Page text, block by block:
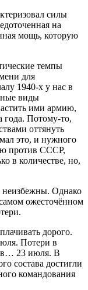
силы
на
мощь, которую
темпы
для
1940-х у нас в
виды
ими армию,
года. Потому-то,
оттянуть
это, и нужного
против СССР,
в количестве, но,
Однако
ожесточённом
дорого.
Потери в
23 июля. В
состава достигли
командования